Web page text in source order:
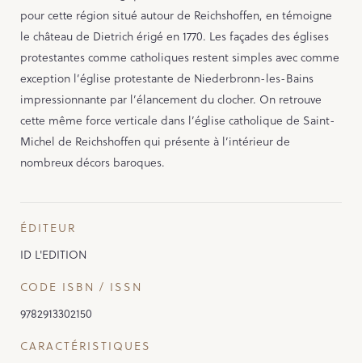
Contact
PORTAIL CULTURE
Comité d'Histoire Régionale
Service Inventaire et Patrimoines de la Région Grand Est
pour cette région situé autour de Reichshoffen, en témoigne
le château de Dietrich érigé en 1770. Les façades des églises
protestantes comme catholiques restent simples avec comme
exception l’église protestante de Niederbronn-les-Bains
impressionnante par l’élancement du clocher. On retrouve
cette même force verticale dans l’église catholique de Saint-
Michel de Reichshoffen qui présente à l’intérieur de
nombreux décors baroques.
ÉDITEUR
ID L'EDITION
CODE ISBN / ISSN
9782913302150
CARACTÉRISTIQUES